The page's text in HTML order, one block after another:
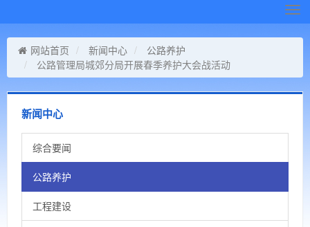
网站首页
新闻中心
公路养护
公路管理局城郊分局开展春季养护大会战活动
新闻中心
综合要闻
公路养护
工程建设